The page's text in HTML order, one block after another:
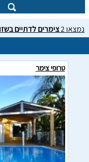
נמצאו2צימרים לדתיים
טרופי צימר